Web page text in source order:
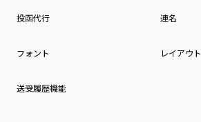
投函代行 連名
フォント レイアウト
送受履歴機能